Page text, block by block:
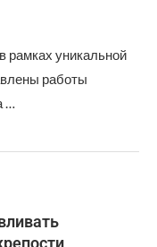
рамках уникальной
работы
…